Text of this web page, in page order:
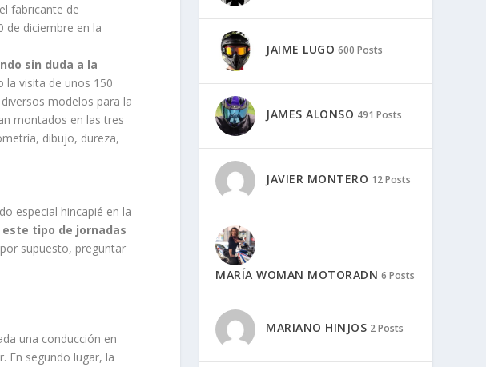
fabricante de
de diciembre en la
sin duda a la
la visita de unos 150
modelos para la
montados en las tres
dibujo, dureza,
especial hincapié en la
este tipo de jornadas
supuesto, preguntar
una conducción en
En segundo lugar, la
JAIME LUGO 600 Posts
JAMES ALONSO 491 Posts
JAVIER MONTERO 12 Posts
MARÍA WOMAN MOTORADN 6 Posts
MARIANO HINJOS 2 Posts